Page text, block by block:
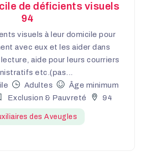
de déficients visuels
94
visuels à leur domicile pour
avec eux et les aider dans
aide pour leurs courriers
etc.(pas...
Adultes
Âge minimum
Exclusion & Pauvreté 94
des Aveugles